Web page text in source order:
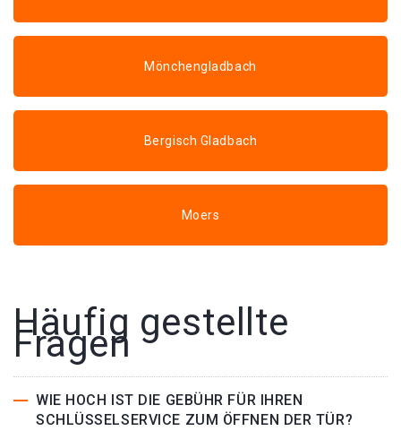
Mönchengladbach
Bergisch Gladbach
Moers
Häufig gestellte
Fragen
WIE HOCH IST DIE GEBÜHR FÜR IHREN
SCHLÜSSELSERVICE ZUM ÖFFNEN DER TÜR?